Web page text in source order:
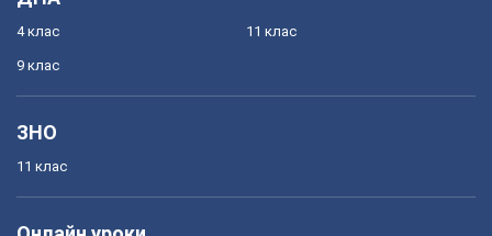
4 клас
9 клас
11 клас
ЗНО
11 клас